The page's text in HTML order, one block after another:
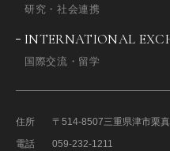
研究・社会連携
INTERNATIONAL
国際交流・留学
住所 〒514-8507三重県津市栗
電話
059-232-1211